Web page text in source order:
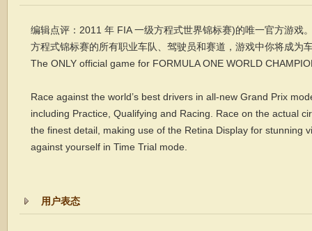
编辑点评：2011 年 FIA 一级方程式世界锦标赛)的唯一官方游戏
方程式锦标赛的所有职业车队、驾驶员和赛道，游戏中你将成为
The ONLY official game for FORMULA ONE WORLD
Race against the world’s best drivers in all-new Grand Prix
including Practice, Qualifying and Racing. Race on the actual
the finest detail, making use of the Retina Display for stunning
against yourself in Time Trial mode.
FORMULA ONE GRAND PRIX OF INDIA, along with the
2011 season. Along with KERS functionality, we’ve also
用户表态